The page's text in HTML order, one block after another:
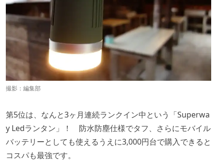
撮影：編集部
第5位は、なんと3ヶ月連続ランクイン中という「Superwa
y Ledランタン」！ 防水防塵仕様でタフ、さらにモバイル
バッテリーとしても使えるうえに3,000円台で購入できると
コスパも最強です。